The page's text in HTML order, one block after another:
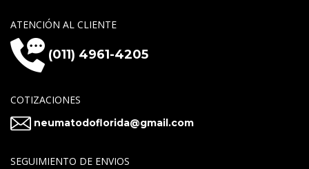
ATENCIÓN AL CLIENTE
(011) 4961-4205
COTIZACIONES
neumatodoflorida@gmail.com
SEGUIMIENTO DE ENVIOS